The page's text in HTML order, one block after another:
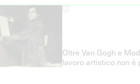
Oltre Van Gogh e
lavoro artistico non è